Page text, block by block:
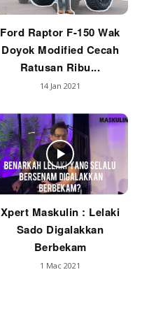
Ford Raptor F-150 Wak
Doyok Modified Cecah
Ratusan Ribu...
14 Jan 2021
Xpert Maskulin : Lelaki
Sado Digalakkan
Berbekam
1 Mac 2021